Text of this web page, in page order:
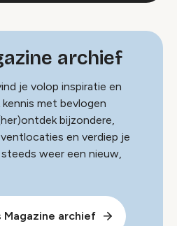
archief
je volop inspiratie en
met bevlogen
bijzondere,
en verdiep je
weer een nieuw,
Magazine archief